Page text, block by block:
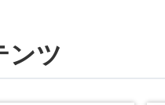
ンツ